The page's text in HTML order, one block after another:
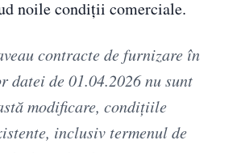
noile condiții comerciale.
contracte de furnizare în
datei de 01.04.2026 nu sunt
modificare, condițiile
inclusiv termenul de